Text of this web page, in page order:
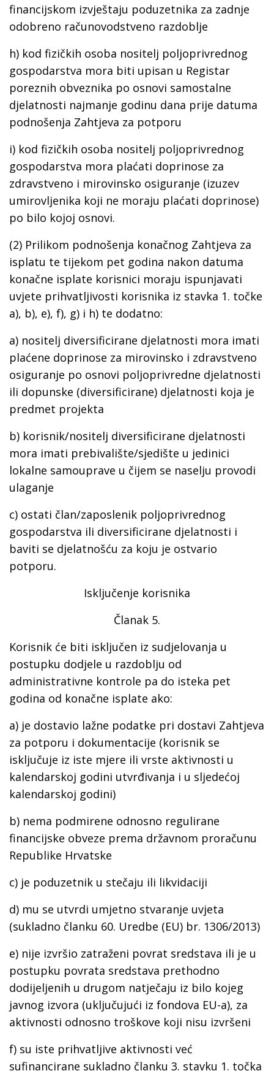
financijskom izvještaju poduzetnika za zadnje
odobreno računovodstveno razdoblje
h) kod fizičkih osoba nositelj poljoprivrednog
gospodarstva mora biti upisan u Registar
poreznih obveznika po osnovi samostalne
djelatnosti najmanje godinu dana prije datuma
podnošenja Zahtjeva za potporu
i) kod fizičkih osoba nositelj poljoprivrednog
gospodarstva mora plaćati doprinose za
zdravstveno i mirovinsko osiguranje (izuzev
umirovljenika koji ne moraju plaćati doprinose)
po bilo kojoj osnovi.
(2) Prilikom podnošenja konačnog Zahtjeva za
isplatu te tijekom pet godina nakon datuma
konačne isplate korisnici moraju ispunjavati
uvjete prihvatljivosti korisnika iz stavka 1. točke
a), b), e), f), g) i h) te dodatno:
a) nositelj diversificirane djelatnosti mora imati
plaćene doprinose za mirovinsko i zdravstveno
osiguranje po osnovi poljoprivredne djelatnosti
ili dopunske (diversificirane) djelatnosti koja je
predmet projekta
b) korisnik/nositelj diversificirane djelatnosti
mora imati prebivalište/sjedište u jedinici
lokalne samouprave u čijem se naselju provodi
ulaganje
c) ostati član/zaposlenik poljoprivrednog
gospodarstva ili diversificirane djelatnosti i
baviti se djelatnošću za koju je ostvario
potporu.
Isključenje korisnika
Članak 5.
Korisnik će biti isključen iz sudjelovanja u
postupku dodjele u razdoblju od
administrativne kontrole pa do isteka pet
godina od konačne isplate ako:
a) je dostavio lažne podatke pri dostavi Zahtjeva
za potporu i dokumentacije (korisnik se
isključuje iz iste mjere ili vrste aktivnosti u
kalendarskoj godini utvrđivanja i u sljedećoj
kalendarskoj godini)
b) nema podmirene odnosno regulirane
financijske obveze prema državnom proračunu
Republike Hrvatske
c) je poduzetnik u stečaju ili likvidaciji
d) mu se utvrdi umjetno stvaranje uvjeta
(sukladno članku 60. Uredbe (EU) br. 1306/2013)
e) nije izvršio zatraženi povrat sredstava ili je u
postupku povrata sredstava prethodno
dodijeljenih u drugom natječaju iz bilo kojeg
javnog izvora (uključujući iz fondova EU-a), za
aktivnosti odnosno troškove koji nisu izvršeni
f) su iste prihvatljive aktivnosti već
sufinancirane sukladno članku 3. stavku 1. točka